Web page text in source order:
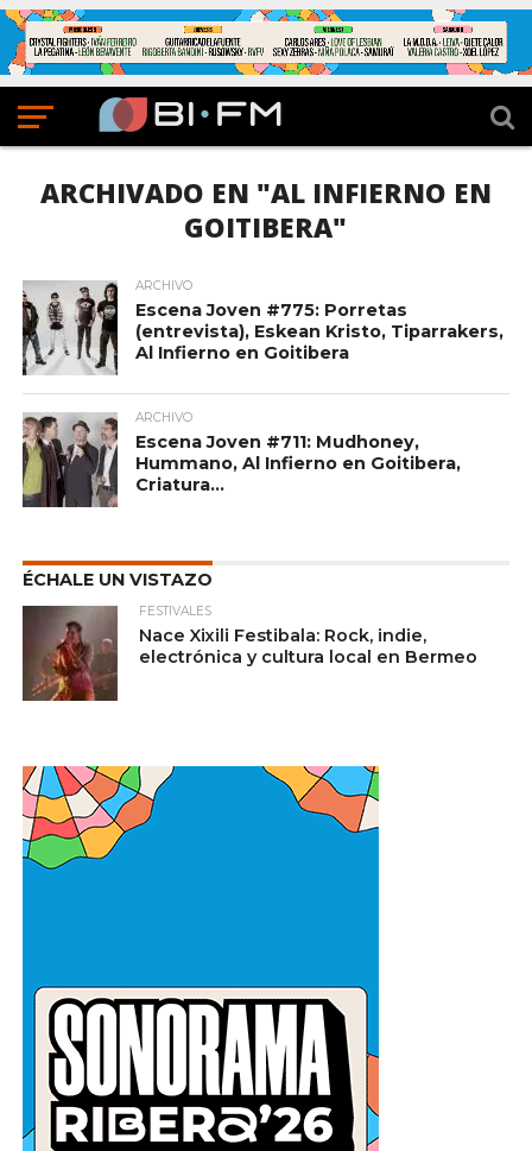
ARCHIVADO EN "AL INFIERNO EN
GOITIBERA"
ARCHIVO
Escena Joven #775: Porretas
(entrevista), Eskean Kristo, Tiparrakers,
Al Infierno en Goitibera
ARCHIVO
Escena Joven #711: Mudhoney,
Hummano, Al Infierno en Goitibera,
Criatura…
ÉCHALE UN VISTAZO
FESTIVALES
Nace Xixili Festibala: Rock, indie,
electrónica y cultura local en Bermeo